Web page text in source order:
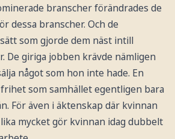
branscher förändrades de
dessa branscher. Och de
som gjorde dem näst intill
De giriga jobben krävde nämligen
något som hon inte hade. En
som samhället egentligen bara
För även i äktenskap där kvinnan
mycket gör kvinnan idag dubbelt